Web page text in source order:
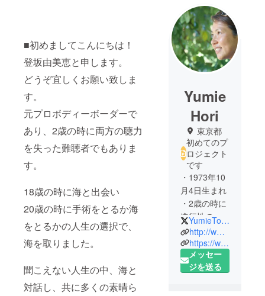
■初めましてこんにちは！
登坂由美恵と申します。
どうぞ宜しくお願い致しま
す。
元プロボディーボーダーで
あり、2歳の時に両方の聴力
を失った難聴者でもありま
す。
18歳の時に海と出会い
20歳の時に手術をとるか海
をとるかの人生の選択で、
海を取りました。
聞こえない人生の中、海と
対話し、共に多くの素晴ら
Yumie
Hori
東京都
初めてのプ
ロジェクト
です
・1973年10
月4日生まれ
・2歳の時に
進行性の感
音性難聴に
かかりほと
んどの聴力
を失う。
YumieTosaka
http://www.yumie.in
https://www.facebook.com/yumie.mahalo/
メッセー
ジを送る